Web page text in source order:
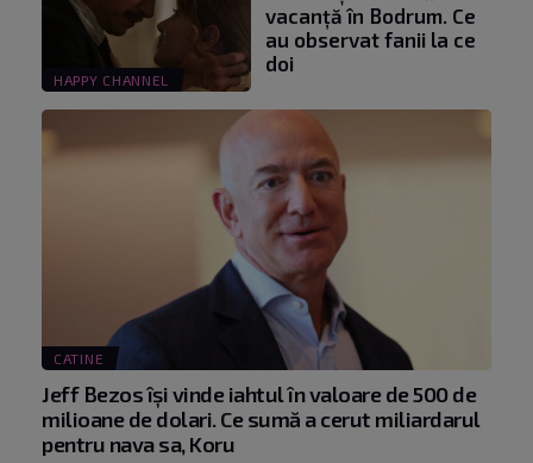
HAPPY CHANNEL
vacanță în Bodrum. Ce
au observat fanii la ce
doi
CATINE
Jeff Bezos își vinde iahtul în valoare de 500 de
milioane de dolari. Ce sumă a cerut miliardarul
pentru nava sa, Koru